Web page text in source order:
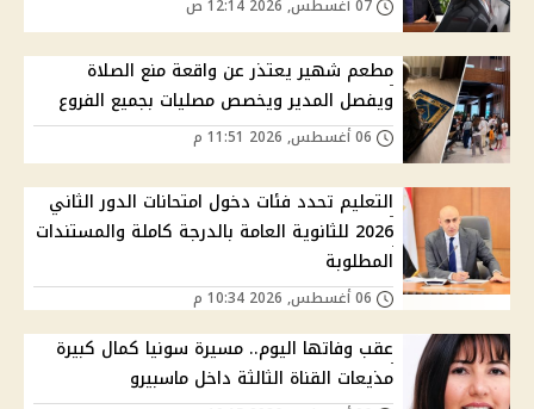
مطعم شهير يعتذر عن واقعة منع الصلاة
ويفصل المدير ويخصص مصليات بجميع الفروع
التعليم تحدد فئات دخول امتحانات الدور الثاني
2026 للثانوية العامة بالدرجة كاملة والمستندات
المطلوبة
عقب وفاتها اليوم.. مسيرة سونيا كمال كبيرة
مذيعات القناة الثالثة داخل ماسبيرو